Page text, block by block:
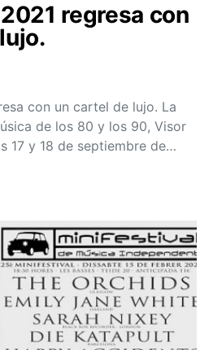
2021 regresa con
con un cartel de lujo. La
de los 80 y los 90, Visor
17 y 18 de septiembre de…